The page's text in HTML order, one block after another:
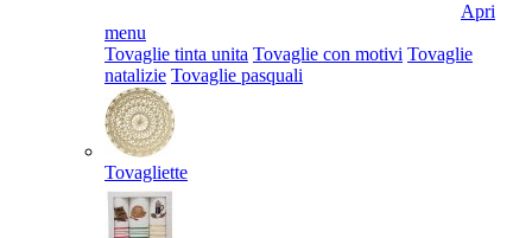
Apri
menu
Tovaglie tinta unita Tovaglie con motivi Tovaglie
natalizie Tovaglie pasquali
Tovagliette